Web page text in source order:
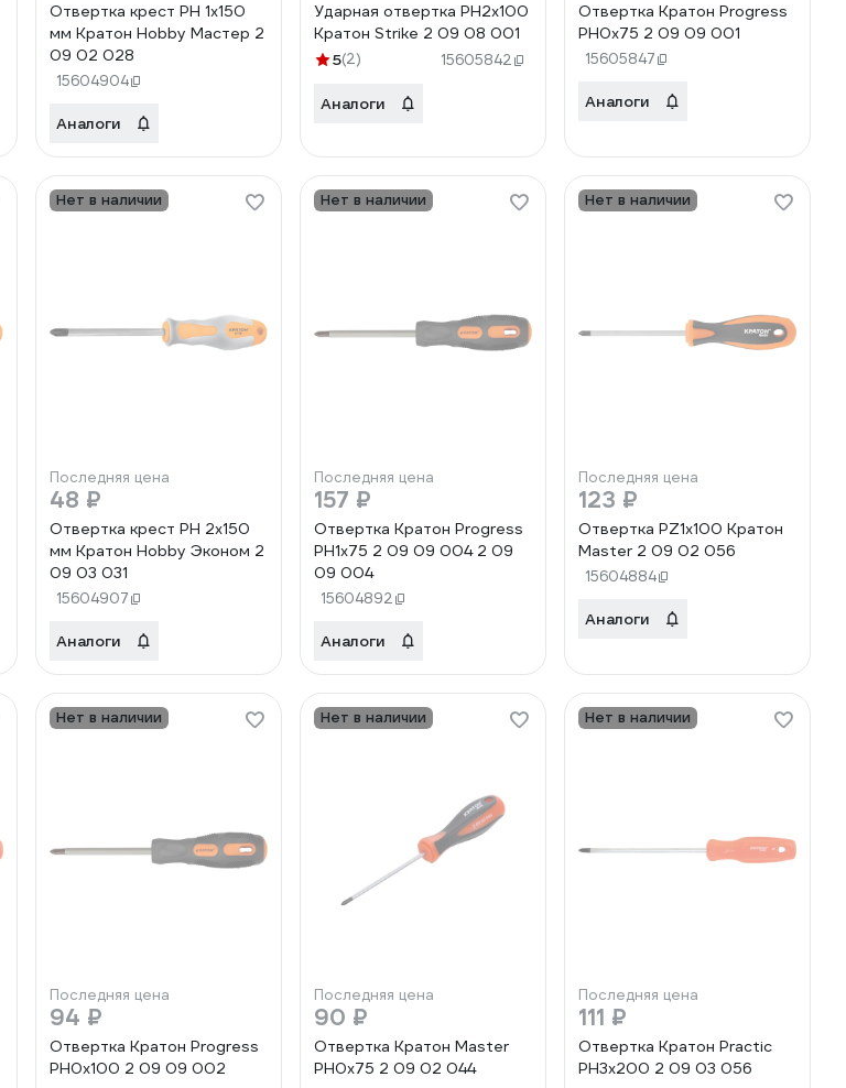
Отвертка крест РН 1x150
мм Кратон Hobby Мастер 2
09 02 028
15604904
Аналоги
Ударная отвертка PH2х100
Кратон Strike 2 09 08 001
5(2) 15605842
Аналоги
Отвертка Кратон Progress
PH0x75 2 09 09 001
15605847
Аналоги
Нет в наличии
Последняя цена
48 ₽
Отвертка крест РН 2x150
мм Кратон Hobby Эконом 2
09 03 031
15604907
Аналоги
Нет в наличии
Последняя цена
157 ₽
Отвертка Кратон Progress
PH1x75 2 09 09 004 2 09
09 004
15604892
Аналоги
Нет в наличии
Последняя цена
123 ₽
Отвертка PZ1х100 Кратон
Master 2 09 02 056
15604884
Аналоги
Нет в наличии
Последняя цена
94 ₽
Отвертка Кратон Progress
PH0x100 2 09 09 002
Нет в наличии
Последняя цена
90 ₽
Отвертка Кратон Master
PH0x75 2 09 02 044
Нет в наличии
Последняя цена
111 ₽
Отвертка Кратон Practic
PH3x200 2 09 03 056